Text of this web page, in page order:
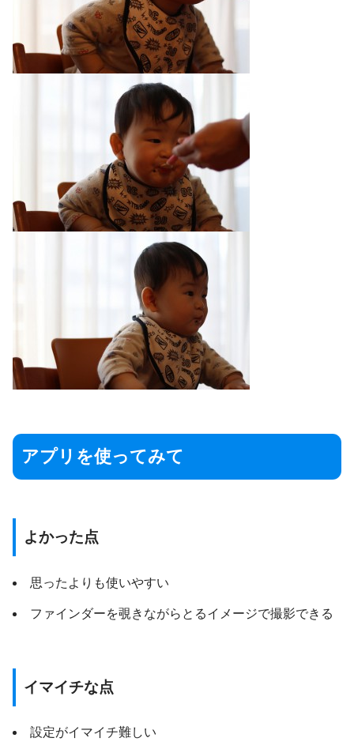
アプリを使ってみて
よかった点
思ったよりも使いやすい
ファインダーを覗きながらとるイメージで撮影できる
イマイチな点
設定がイマイチ難しい